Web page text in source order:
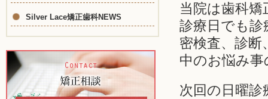
当院は歯科
診療日でも
密検査、診断
中のお悩み
次回の日曜
Silver Lace矯正歯科NEWS